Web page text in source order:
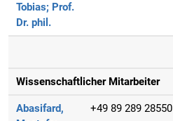
Tobias; Prof.
Dr. phil.
Wissenschaftlicher Mitarbeiter
Abasifard,
+49 89 289 28550